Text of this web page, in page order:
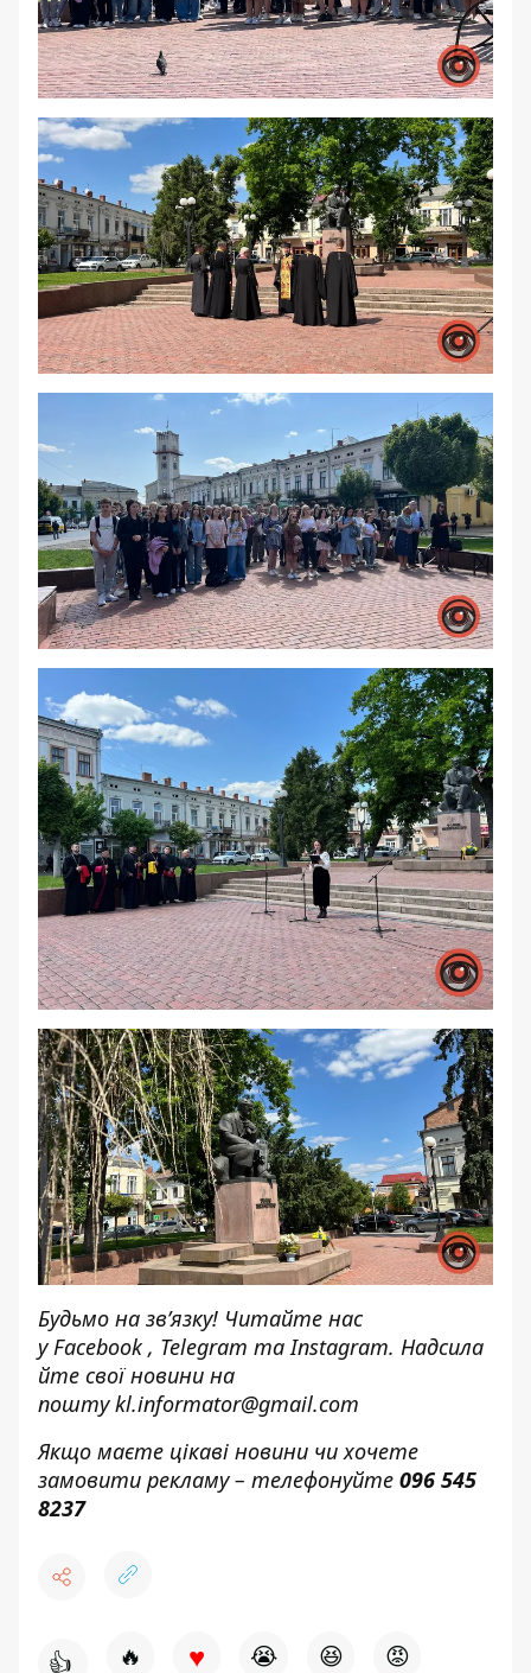
Будьмо на зв’язку! Читайте нас
уFacebook, Telegram таInstagram. Надсила
йте свої новини на
поштуkl.informator@gmail.com
Якщо маєте цікаві новини чи хочете
замовити рекламу – телефонуйте 096 545
8237
👍 🔥 ♥ 😭 😆 😡